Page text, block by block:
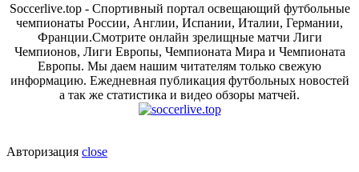
Soccerlive.top - Спортивный портал освещающий футбольные
чемпионаты России, Англии, Испании, Италии, Германии,
Франции.Смотрите онлайн зрелищные матчи Лиги
Чемпионов, Лиги Европы, Чемпионата Мира и Чемпионата
Европы. Мы даем нашим читателям только свежую
информацию. Ежедневная публикация футбольных новостей
а так же статистика и видео обзоры матчей.
Авторизация close